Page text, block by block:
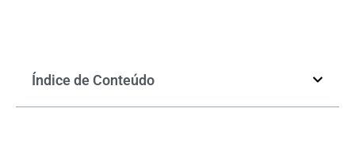
Índice de Conteúdo